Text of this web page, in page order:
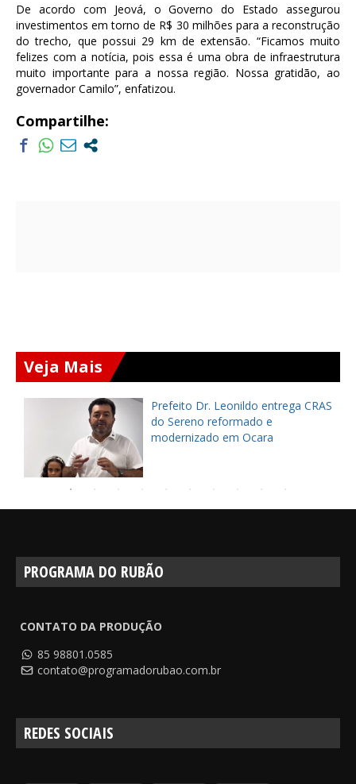
De acordo com Jeová, o Governo do Estado assegurou
investimentos em torno de R$ 30 milhões para a reconstrução
do trecho, que possui 29 km de extensão. “Ficamos muito
felizes com a notícia, pois essa é uma obra de infraestrutura
muito importante para a nossa região. Nossa gratidão, ao
governador Camilo”, enfatizou.
Compartilhe:
Veja Mais
Prefeito Dr. Leonildo entrega CRAS
do Sereno reformado e
modernizado em Ocara
PROGRAMA DO RUBÃO
CONTATO DA PRODUÇÃO
85 98801.0585
contato@programadorubao.com.br
REDES SOCIAIS